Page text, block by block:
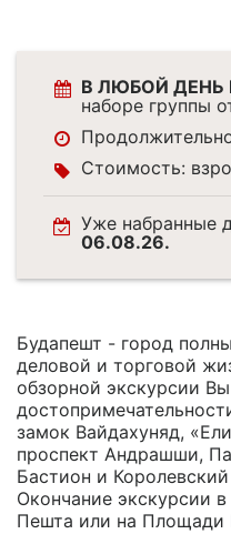
В ЛЮБОЙ ДЕНЬ
наборе группы
Стоимость:
Уже набранные
06.08.26.
Будапешт - город
деловой и торговой
обзорной экскурсии
замок Вайдахуняд,
проспект Андрашши,
Бастион и
Окончание экскурсии
Пешта или на Площади